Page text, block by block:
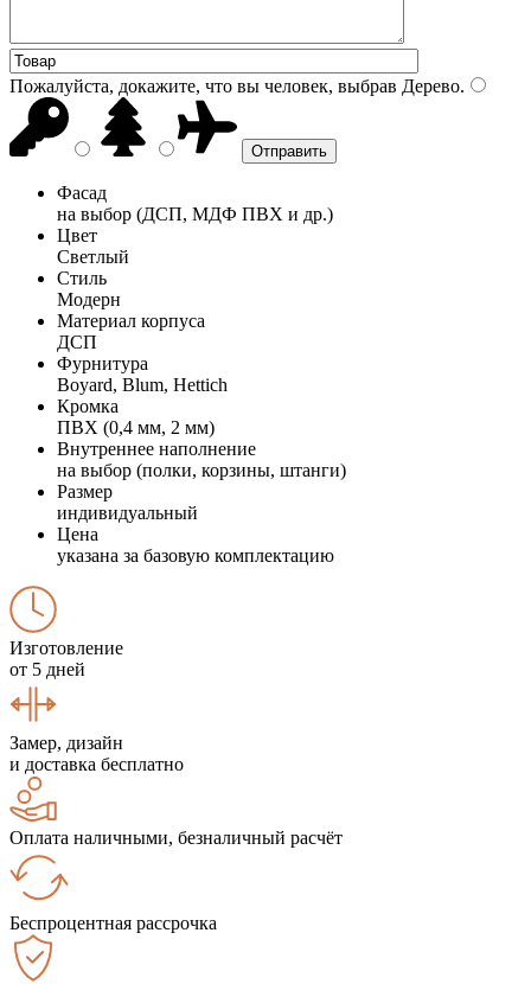
Пожалуйста, докажите, что вы человек, выбрав Дерево.
Фасад
на выбор (ДСП, МДФ ПВХ и др.)
Цвет
Светлый
Стиль
Модерн
Материал корпуса
ДСП
Фурнитура
Boyard, Blum, Hettich
Кромка
ПВХ (0,4 мм, 2 мм)
Внутреннее наполнение
на выбор (полки, корзины, штанги)
Размер
индивидуальный
Цена
указана за базовую комплектацию
Изготовление
от 5 дней
Замер, дизайн
и доставка бесплатно
Оплата наличными, безналичный расчёт
Беспроцентная рассрочка